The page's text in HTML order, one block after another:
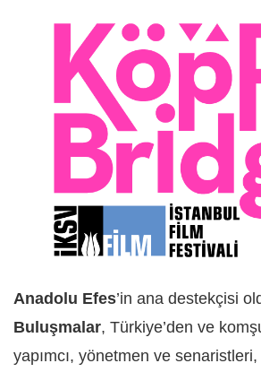
Anadolu Efes’in ana destekçisi
Buluşmalar, Türkiye’den ve
yapımcı, yönetmen ve senaristleri,